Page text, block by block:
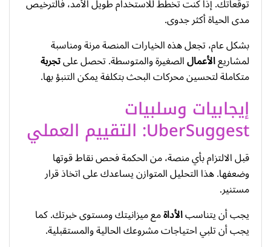
مدى الحياة أكثر جدوى.
بشكل عام، تجعل هذه الخيارات المنصة مرنة ومناسبة
لمشاريعالأعمالالصغيرة والمتوسطة. تحصل علىتجربة
متكاملة لتحسين محركات البحث بتكلفة يمكن التنبؤ بها.
إيجابيات وسلبيات
UberSuggest: التقييم العملي
قبل الالتزام بأي منصة، من الحكمة فحص نقاط قوتها
وضعفها. هذا التحليل المتوازن يساعدك على اتخاذ قرار
مستنير.
يجب أن يتناسبالأداةمع ميزانيتك ومستوى خبرتك. كما
يجب أن تلبي احتياجات مشروعك الحالية والمستقبلية.